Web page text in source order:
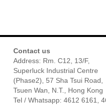
Contact us
Address: Rm. C12, 13/F,
Superluck Industrial Centre
(Phase2), 57 Sha Tsui Road,
Tsuen Wan, N.T., Hong Kong
Tel / Whatsapp: 4612 6161,